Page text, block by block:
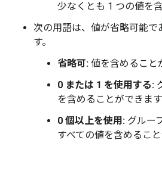
少なくとも 1 つの値を
次の用語は、値が省略可能で
す。
省略可: 値を含めること
0 または 1 を使用する:
を含めることができます
0 個以上を使用: グルー
すべての値を含めること